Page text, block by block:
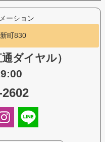
ーション
町830
ダイヤル）